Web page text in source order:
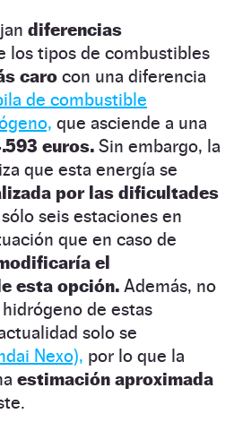
diferencias
los tipos de combustibles
caro con una diferencia
de combustible
que asciende a una
euros. Sin embargo, la
que esta energía se
por las dificultades
seis estaciones en
que en caso de
el
esta opción. Además, no
de estas
solo se
Nexo), por lo que la
estimación aproximada